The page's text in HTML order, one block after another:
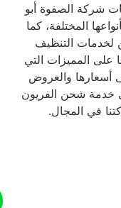
الصفوة أبو
المختلفة، كما
التنظيف
المميزات التي
والعروض
شحن الفريون
المجال.